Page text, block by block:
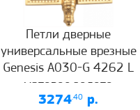
Петли дверные
универсальные врезные
Genesis A030-G 4262 L
матовое золото
3274.40 р.